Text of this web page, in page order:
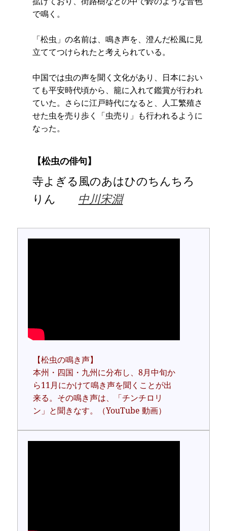
で鳴く。
「松虫」の名前は、鳴き声を、澄んだ松風に見
立ててつけられたと考えられている。
中国では虫の声を聞く文化があり、日本におい
ても平安時代頃から、籠に入れて鑑賞が行われ
ていた。さらに江戸時代になると、人工繁殖さ
せた虫を売り歩く「虫売り」も行われるように
なった。
【松虫の俳句】
寺よぎる風のあはひのちんちろ
りん 中川宋淵
【松虫の鳴き声】
本州・四国・九州に分布し、8月中旬か
ら11月にかけて鳴き声を聞くことが出
来る。その鳴き声は、「チンチロリ
ン」と聞きなす。（YouTube 動画）